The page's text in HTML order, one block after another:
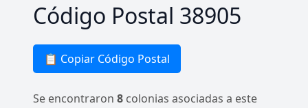
Código Postal 38905
📋 Copiar Código Postal
Se encontraron 8 colonias asociadas a este